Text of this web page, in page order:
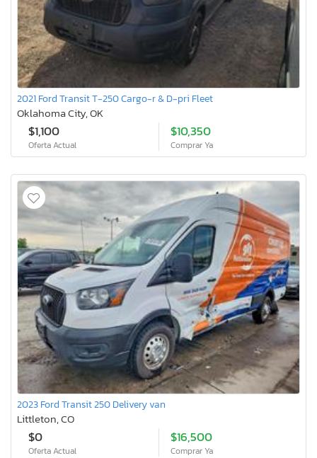
2021 Ford Transit T-250 Cargo-r & D-pri Fleet
Oklahoma City, OK
$1,100
Oferta Actual
$10,350
Comprar Ya
2023 Ford Transit 250 Delivery van
Littleton, CO
$0
Oferta Actual
$16,500
Comprar Ya